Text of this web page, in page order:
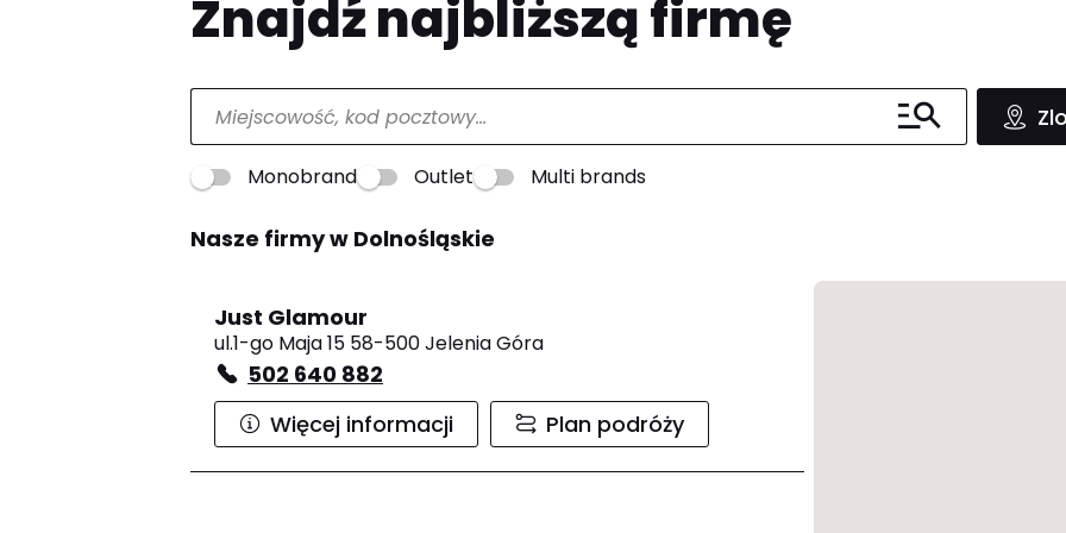
Znajdź najbliższą firmę
Monobrand Outlet Multi brands
Nasze firmy w Dolnośląskie
Just Glamour
ul.1-go Maja 15 58-500 Jelenia Góra
502 640 882
Więcej informacji
Plan podróży